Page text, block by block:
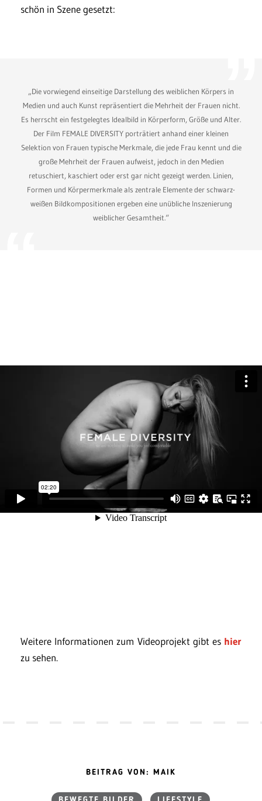
schön in Szene gesetzt:
„Die vorwiegend einseitige Darstellung des weiblichen Körpers in
Medien und auch Kunst repräsentiert die Mehrheit der Frauen nicht.
Es herrscht ein festgelegtes Idealbild in Körperform, Größe und Alter.
Der Film FEMALE DIVERSITY porträtiert anhand einer kleinen
Selektion von Frauen typische Merkmale, die jede Frau kennt und die
große Mehrheit der Frauen aufweist, jedoch in den Medien
retuschiert, kaschiert oder erst gar nicht gezeigt werden. Linien,
Formen und Körpermerkmale als zentrale Elemente der schwarz-
weißen Bildkompositionen ergeben eine unübliche Inszenierung
weiblicher Gesamtheit.“
Weitere Informationen zum Videoprojekt gibt es hier
zu sehen.
BEITRAG VON: MAIK